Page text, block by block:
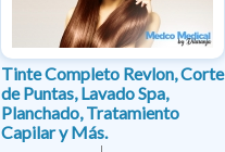
Tinte Completo Revlon, Corte
de Puntas, Lavado Spa,
Planchado, Tratamiento
Capilar y Más.